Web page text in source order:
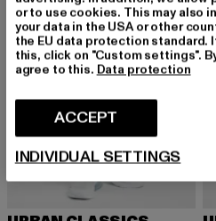
or to use cookies. This may also
your data in the USA or other
the EU data protection standard.
this, click on "Custom settings".
agree to this. Data protection
ACCEPT
INDIVIDUAL SETTINGS